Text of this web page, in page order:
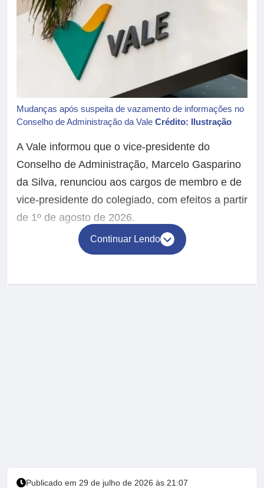
Mudanças após suspeita de vazamento de informações no
Conselho de Administração da Vale Crédito: Ilustração
A Vale informou que o vice-presidente do
Conselho de Administração, Marcelo Gasparino
da Silva, renunciou aos cargos de membro e de
vice-presidente do colegiado, com efeitos a partir
de 1º de agosto de 2026.
Continuar Lendo
Publicado em 29 de julho de 2026 às 21:07